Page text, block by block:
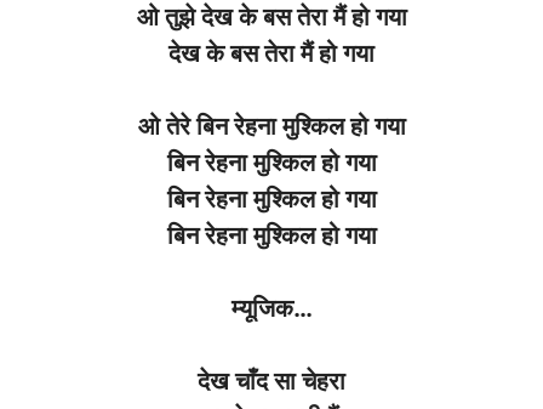
ओ तुझे देख के बस तेरा मैं हो गया
देख के बस तेरा मैं हो गया
ओ तेरे बिन रेहना मुश्किल हो गया
बिन रेहना मुश्किल हो गया
बिन रेहना मुश्किल हो गया
बिन रेहना मुश्किल हो गया
म्यूजिक…
देख चाँद सा चेहरा